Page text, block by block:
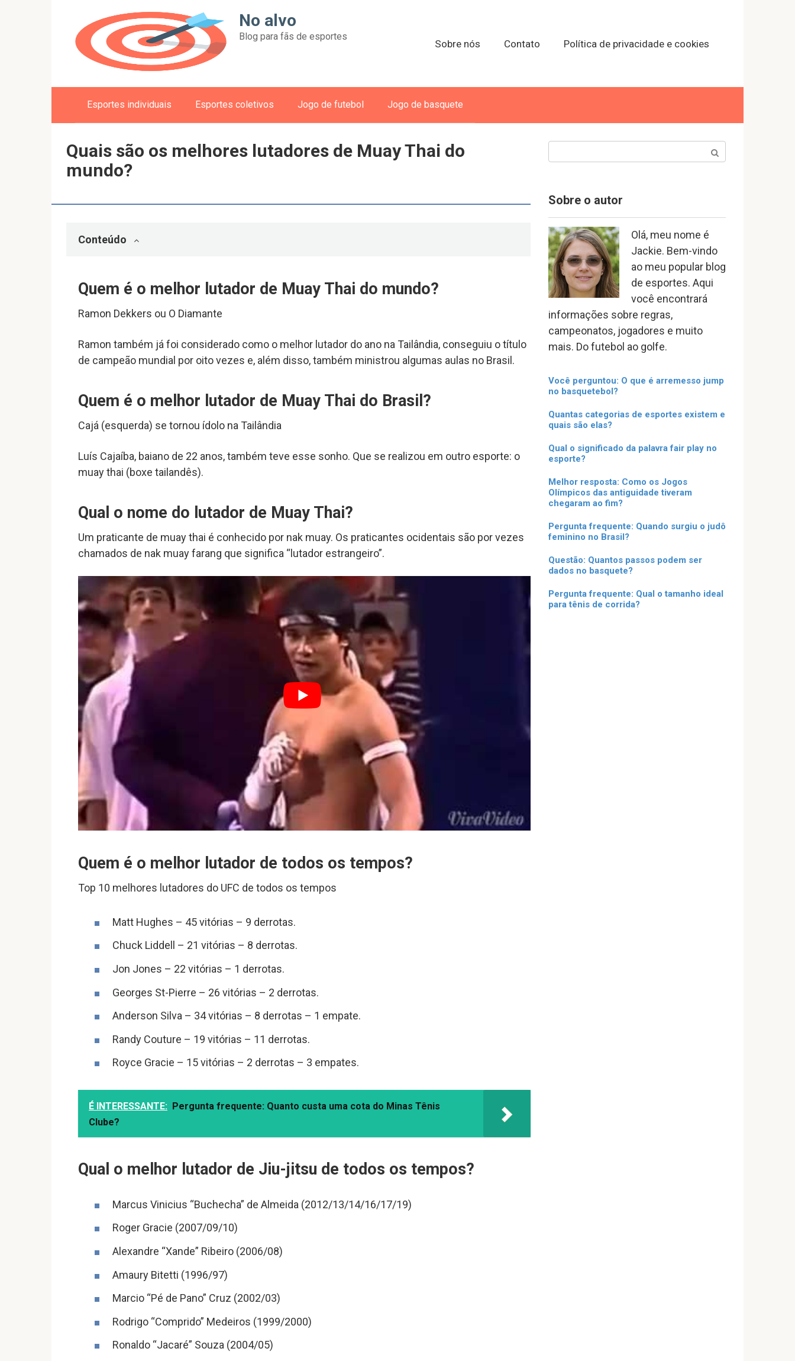
No alvo
Blog para fãs de esportes
Sobre nós Contato Política de privacidade e cookies
Esportes individuais Esportes coletivos Jogo de futebol Jogo de basquete
Quais são os melhores lutadores de Muay Thai do
mundo?
Conteúdo
Quem é o melhor lutador de Muay Thai do mundo?
Ramon Dekkers ou O Diamante
Ramon também já foi considerado como o melhor lutador do ano na Tailândia, conseguiu o título
de campeão mundial por oito vezes e, além disso, também ministrou algumas aulas no Brasil.
Quem é o melhor lutador de Muay Thai do Brasil?
Cajá (esquerda) se tornou ídolo na Tailândia
Luís Cajaíba, baiano de 22 anos, também teve esse sonho. Que se realizou em outro esporte: o
muay thai (boxe tailandês).
Qual o nome do lutador de Muay Thai?
Um praticante de muay thai é conhecido por nak muay. Os praticantes ocidentais são por vezes
chamados de nak muay farang que significa “lutador estrangeiro”.
Quem é o melhor lutador de todos os tempos?
Top 10 melhores lutadores do UFC de todos os tempos
Matt Hughes – 45 vitórias – 9 derrotas.
Chuck Liddell – 21 vitórias – 8 derrotas.
Jon Jones – 22 vitórias – 1 derrotas.
Georges St-Pierre – 26 vitórias – 2 derrotas.
Anderson Silva – 34 vitórias – 8 derrotas – 1 empate.
Randy Couture – 19 vitórias – 11 derrotas.
Royce Gracie – 15 vitórias – 2 derrotas – 3 empates.
É INTERESSANTE: Pergunta frequente: Quanto custa uma cota do Minas Tênis
Clube?
Qual o melhor lutador de Jiu-jitsu de todos os tempos?
Marcus Vinicius “Buchecha” de Almeida (2012/13/14/16/17/19)
Roger Gracie (2007/09/10)
Alexandre “Xande” Ribeiro (2006/08)
Amaury Bitetti (1996/97)
Marcio “Pé de Pano” Cruz (2002/03)
Rodrigo “Comprido” Medeiros (1999/2000)
Ronaldo “Jacaré” Souza (2004/05)
Sobre o autor
Olá, meu nome é
Jackie. Bem-vindo
ao meu popular blog
de esportes. Aqui
você encontrará
informações sobre regras,
campeonatos, jogadores e muito
mais. Do futebol ao golfe.
Você perguntou: O que é arremesso jump
no basquetebol?
Quantas categorias de esportes existem e
quais são elas?
Qual o significado da palavra fair play no
esporte?
Melhor resposta: Como os Jogos
Olímpicos das antiguidade tiveram
chegaram ao fim?
Pergunta frequente: Quando surgiu o judô
feminino no Brasil?
Questão: Quantos passos podem ser
dados no basquete?
Pergunta frequente: Qual o tamanho ideal
para tênis de corrida?